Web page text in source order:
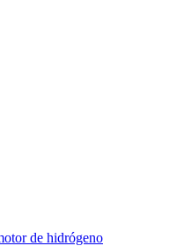
de hidrógeno